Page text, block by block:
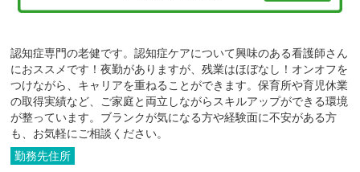
認知症専門の老健です。認知症ケアについて興味のある看護師さん
におススメです！夜勤がありますが、残業はほぼなし！オンオフを
つけながら、キャリアを重ねることができます。保育所や育児休業
の取得実績など、ご家庭と両立しながらスキルアップができる環境
が整っています。ブランクが気になる方や経験面に不安がある方
も、お気軽にご相談ください。
勤務先住所